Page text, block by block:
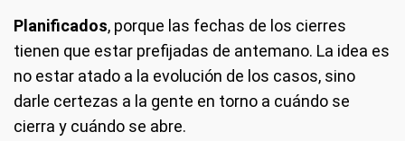
Planificados, porque las fechas de los cierres
tienen que estar prefijadas de antemano. La idea es
no estar atado a la evolución de los casos, sino
darle certezas a la gente en torno a cuándo se
cierra y cuándo se abre.